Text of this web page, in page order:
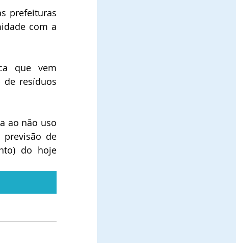
prefeituras
com a
que vem
de resíduos
ao não uso
de
do hoje